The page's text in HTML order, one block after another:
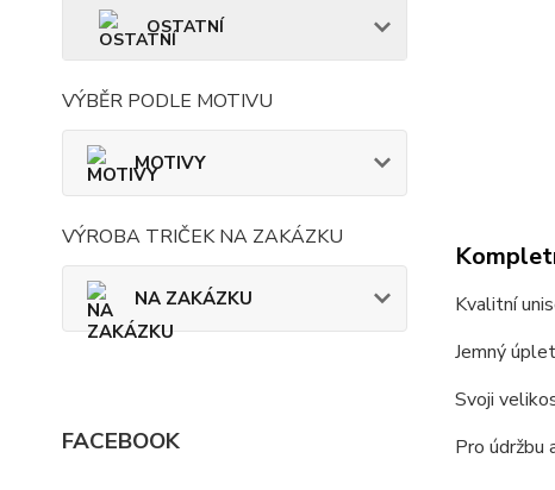
OSTATNÍ
VÝBĚR PODLE MOTIVU
MOTIVY
VÝROBA TRIČEK NA ZAKÁZKU
NA ZAKÁZKU
FACEBOOK
Kvalitní
Jemný
Svoji
Pro údržbu